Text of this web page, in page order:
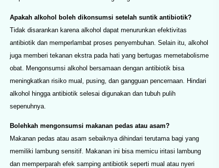
Apakah alkohol boleh dikonsumsi setelah suntik antibiotik?
Tidak disarankan karena alkohol dapat menurunkan efektivitas
antibiotik dan memperlambat proses penyembuhan. Selain itu, alkohol
juga memberi tekanan ekstra pada hati yang bertugas memetabolisme
obat. Mengonsumsi alkohol bersamaan dengan antibiotik bisa
meningkatkan risiko mual, pusing, dan gangguan pencernaan. Hindari
alkohol hingga antibiotik selesai digunakan dan tubuh pulih
sepenuhnya.
Bolehkah mengonsumsi makanan pedas atau asam?
Makanan pedas atau asam sebaiknya dihindari terutama bagi yang
memiliki lambung sensitif. Makanan ini bisa memicu iritasi lambung
dan memperparah efek samping antibiotik seperti mual atau nyeri